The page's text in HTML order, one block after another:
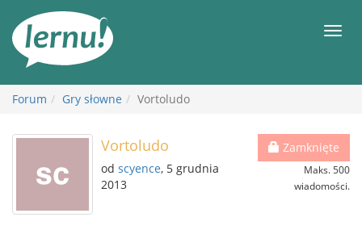
Forum Gry słowne Vortoludo
Zamknięte
Maks. 500
wiadomości.
Vortoludo
od scyence, 5 grudnia
2013